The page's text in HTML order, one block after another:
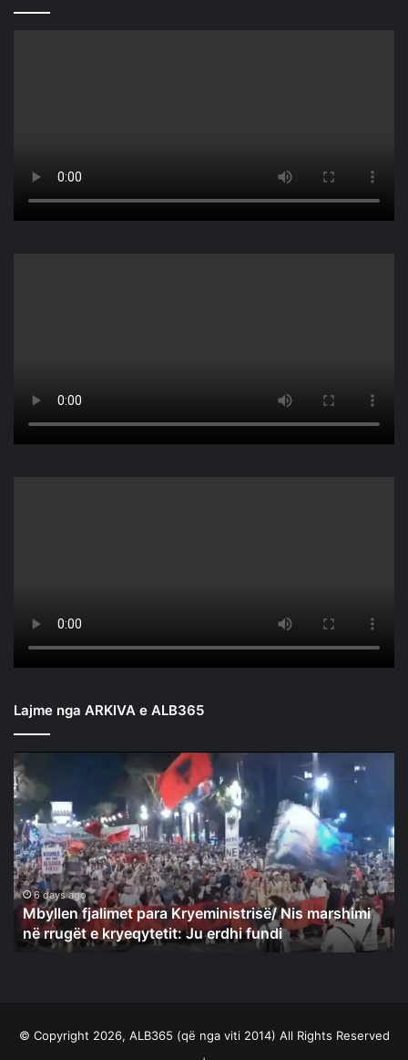
Lajme nga ARKIVA e ALB365
Mbyllen
fjalimet
para
Kryeministrisë/
Nis
marshimi
në
rrugët
kryeqytetit:
6 days ago
Mbyllen fjalimet para Kryeministrisë/ Nis marshimi
në rrugët e kryeqytetit: Ju erdhi fundi
© Copyright 2026, ALB365 (që nga viti 2014) All Rights Reserved